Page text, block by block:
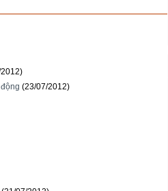
(23/07/2012)